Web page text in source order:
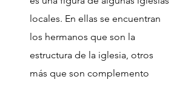
locales. En ellas se encuentran
los hermanos que son la
estructura de la iglesia, otros
más que son complemento